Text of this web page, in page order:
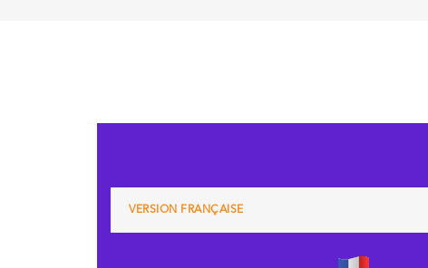
VERSION FRANÇAISE